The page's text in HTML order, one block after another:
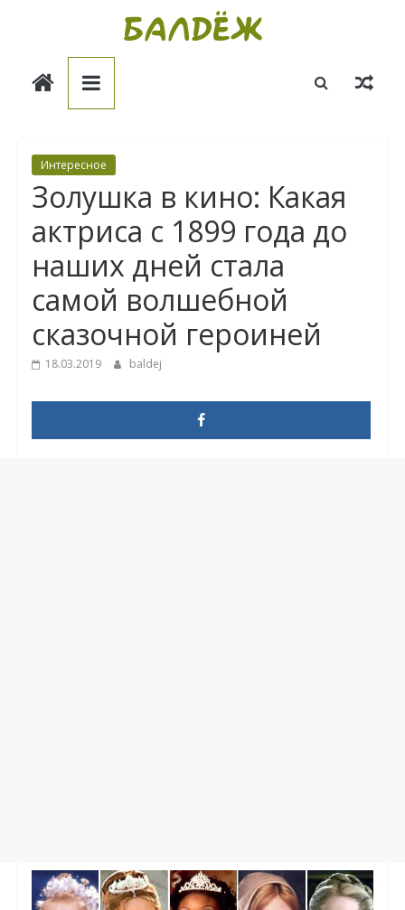
Балдёж
Интересное
Золушка в кино: Какая
актриса с 1899 года до
наших дней стала
самой волшебной
сказочной героиней
18.03.2019 baldej